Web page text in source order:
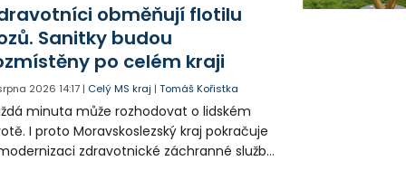
obměňují flotilu
Sanitky budou
po celém kraji
2026 14:17 | Celý MS kraj |Tomáš Kořistka
minuta může rozhodovat o lidském
I proto Moravskoslezský kraj pokračuje
zdravotnické záchranné služby